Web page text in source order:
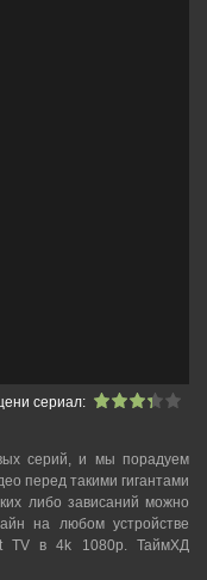
сериал:
серий, и мы порадуем
перед такими гигантами
либо зависаний можно
на любом устройстве
TV в 4k 1080p. ТаймХД